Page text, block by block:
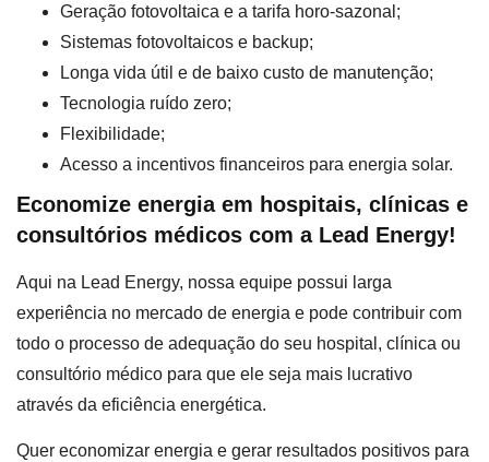
Geração fotovoltaica e a tarifa horo-sazonal;
Sistemas fotovoltaicos e backup;
Longa vida útil e de baixo custo de manutenção;
Tecnologia ruído zero;
Flexibilidade;
Acesso a incentivos financeiros para energia solar.
Economize energia em hospitais, clínicas e
consultórios médicos com a Lead Energy!
Aqui na Lead Energy, nossa equipe possui larga
experiência no mercado de energia e pode contribuir com
todo o processo de adequação do seu hospital, clínica ou
consultório médico para que ele seja mais lucrativo
através da eficiência energética.
Quer economizar energia e gerar resultados positivos para